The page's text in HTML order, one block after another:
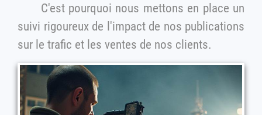
C'est pourquoi nous mettons en place un
suivi rigoureux de l'impact de nos publications
sur le trafic et les ventes de nos clients.